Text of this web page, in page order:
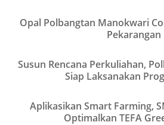
VIEW
Opal Polbangtan Manokwari
Pekarangan
VIEW
Susun Rencana Perkuliahan,
Siap Laksanakan
VIEW
Aplikasikan Smart Farming,
Optimalkan TEFA